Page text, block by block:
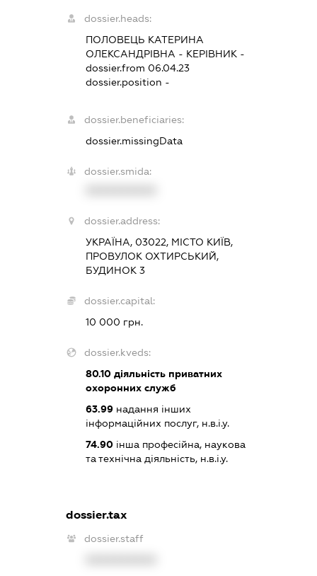
dossier.heads:
ПОЛОВЕЦЬ КАТЕРИНА
ОЛЕКСАНДРІВНА - КЕРІВНИК -
dossier.from 06.04.23
dossier.position -
dossier.beneficiaries:
dossier.missingData
dossier.smida:
dossier.address:
УКРАЇНА, 03022, МІСТО КИЇВ,
ПРОВУЛОК ОХТИРСЬКИЙ,
БУДИНОК 3
dossier.capital:
10 000 грн.
dossier.kveds:
80.10 діяльність приватних
охоронних служб
63.99 надання інших
інформаційних послуг, н.в.і.у.
74.90 інша професійна, наукова
та технічна діяльність, н.в.і.у.
dossier.tax
dossier.staff